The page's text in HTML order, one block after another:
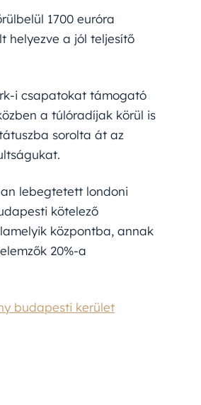
1700 euróra
helyezve a jól teljesítő
i csapatokat támogató
a túlóradíjak körül is
sorolta át az
lebegtetett londoni
kötelező
központba, annak
20%-a
budapesti kerület